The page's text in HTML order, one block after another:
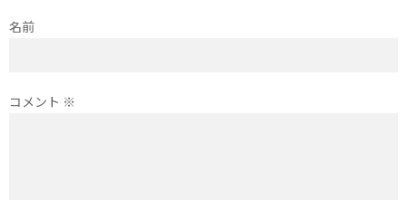
名前
コメント ※